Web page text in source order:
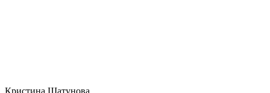
Кристина Шатунова